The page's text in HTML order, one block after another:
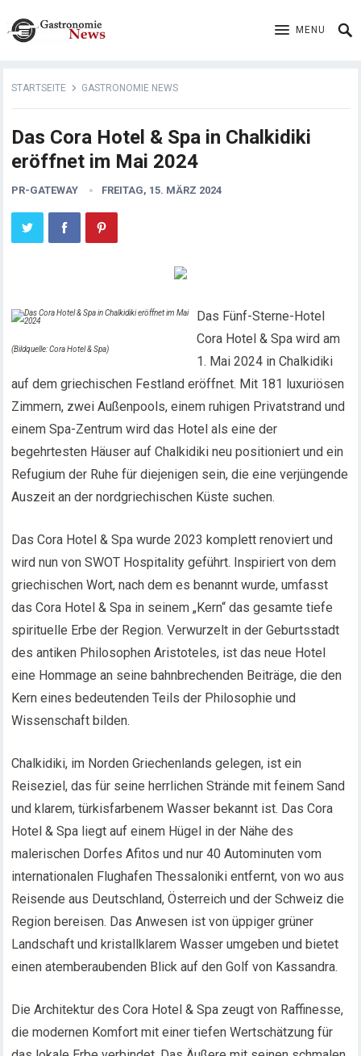
MENU
STARTSEITE GASTRONOMIE NEWS
Das Cora Hotel & Spa in Chalkidiki
eröffnet im Mai 2024
PR-GATEWAY FREITAG, 15. MÄRZ 2024
(Bildquelle: Cora Hotel & Spa)
Das Fünf-Sterne-Hotel
Cora Hotel & Spa wird am
1. Mai 2024 in Chalkidiki
auf dem griechischen Festland eröffnet. Mit 181 luxuriösen
Zimmern, zwei Außenpools, einem ruhigen Privatstrand und
einem Spa-Zentrum wird das Hotel als eine der
begehrtesten Häuser auf Chalkidiki neu positioniert und ein
Refugium der Ruhe für diejenigen sein, die eine verjüngende
Auszeit an der nordgriechischen Küste suchen.
Das Cora Hotel & Spa wurde 2023 komplett renoviert und
wird nun von SWOT Hospitality geführt. Inspiriert von dem
griechischen Wort, nach dem es benannt wurde, umfasst
das Cora Hotel & Spa in seinem „Kern“ das gesamte tiefe
spirituelle Erbe der Region. Verwurzelt in der Geburtsstadt
des antiken Philosophen Aristoteles, ist das neue Hotel
eine Hommage an seine bahnbrechenden Beiträge, die den
Kern eines bedeutenden Teils der Philosophie und
Wissenschaft bilden.
Chalkidiki, im Norden Griechenlands gelegen, ist ein
Reiseziel, das für seine herrlichen Strände mit feinem Sand
und klarem, türkisfarbenem Wasser bekannt ist. Das Cora
Hotel & Spa liegt auf einem Hügel in der Nähe des
malerischen Dorfes Afitos und nur 40 Autominuten vom
internationalen Flughafen Thessaloniki entfernt, von wo aus
Reisende aus Deutschland, Österreich und der Schweiz die
Region bereisen. Das Anwesen ist von üppiger grüner
Landschaft und kristallklarem Wasser umgeben und bietet
einen atemberaubenden Blick auf den Golf von Kassandra.
Die Architektur des Cora Hotel & Spa zeugt von Raffinesse,
die modernen Komfort mit einer tiefen Wertschätzung für